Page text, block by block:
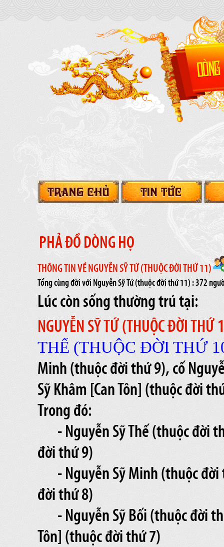
PHẢ ĐỒ DÒNG HỌ
THÔNG TIN VỀ NGUYỄN SỸ TỨ (THUỘC ĐỜI THỨ 11)
Tổng cùng đời với Nguyễn Sỹ Tứ (thuộc đời thứ 11) : 372
Lúc còn sống thường trú tại:
NGUYỄN SỸ TỨ (THUỘC ĐỜI THỨ
THẾ (THUỘC ĐỜI THỨ
Minh (thuộc đời thứ 9), cố
Sỹ Khâm [Can Tôn] (thuộc đời
Trong đó:
- Nguyễn Sỹ Thế (thuộc đời
đời thứ 9)
- Nguyễn Sỹ Minh (thuộc
đời thứ 8)
- Nguyễn Sỹ Bối (thuộc đời
Tôn] (thuộc đời thứ 7)